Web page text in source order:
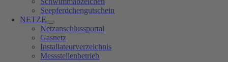
Seepferdchengutschein
NETZE
Netzanschlussportal
Gasnetz
Installateurverzeichnis
Messstellenbetrieb